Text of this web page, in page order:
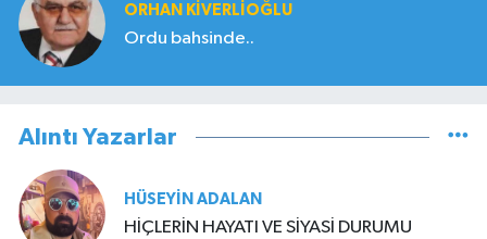
ORHAN KIVERLIOĞLU
Ordu bahsinde..
Alıntı Yazarlar
HÜSEYIN ADALAN
HİÇLERİN HAYATI VE SİYASİ DURUMU